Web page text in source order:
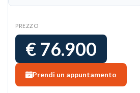
PREZZO
€ 76.900
Prendi un appuntamento